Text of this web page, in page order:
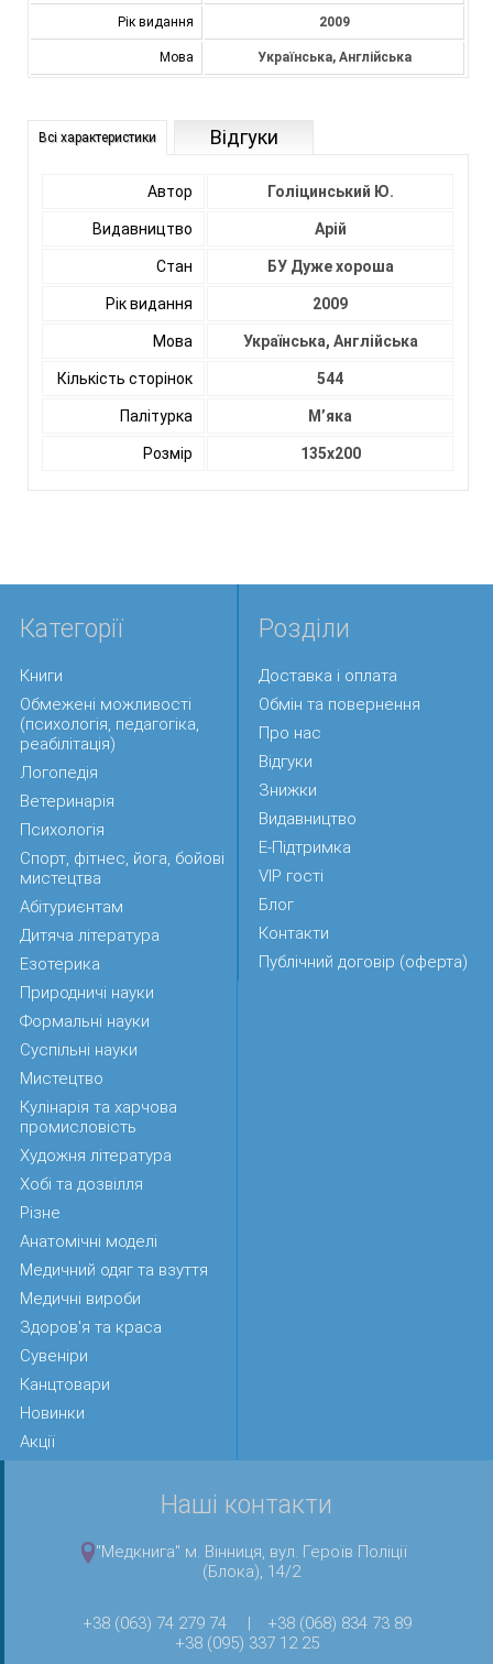
Рік видання 2009
Мова Українська, Англійська
Всі характеристики Відгуки
Автор Голіцинський Ю.
Видавництво Арій
Стан БУ Дуже хороша
Рік видання 2009
Мова Українська, Англійська
Кількість сторінок 544
Палітурка М’яка
Розмір 135х200
Категорії
Книги
Обмежені можливості
(психологія, педагогіка,
реабілітація)
Логопедія
Ветеринарія
Психологія
Спорт, фітнес, йога, бойові
мистецтва
Абітуриєнтам
Дитяча література
Езотерика
Природничі науки
Формальні науки
Суспільні науки
Мистецтво
Кулінарія та харчова
промисловість
Художня література
Хобі та дозвілля
Різне
Анатомічні моделі
Медичний одяг та взуття
Медичні вироби
Здоров'я та краса
Сувеніри
Канцтовари
Новинки
Акції
Розділи
Доставка і оплата
Обмін та повернення
Про нас
Відгуки
Знижки
Видавництво
Е-Підтримка
VIP гості
Блог
Контакти
Публічний договір (оферта)
Наші контакти
"Медкнига" м. Вінниця, вул. Героїв Поліції
(Блока), 14/2
+38 (063) 74 279 74 |
+38 (068) 834 73 89
+38 (095) 337 12 25